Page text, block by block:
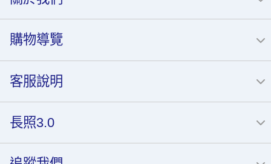
購物導覽
客服說明
長照3.0